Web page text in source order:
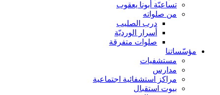
تساعيّة أبونا يعقوب
من صلواته
درب الصليب
أسرار الورديّة
صلوات متفرقة
مؤسّساتنا
مستشفيات
مدارس
مراكز استشفائية اجتماعية
بيوت استقبال